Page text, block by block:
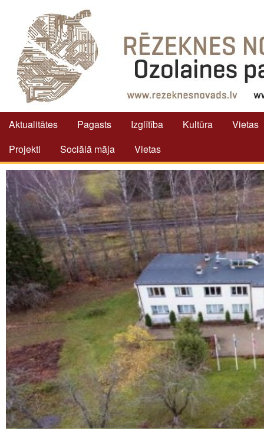
Aktualitātes Pagasts Izglītība Kultūra
Vietas
Projekti
Sociālā māja Vietas